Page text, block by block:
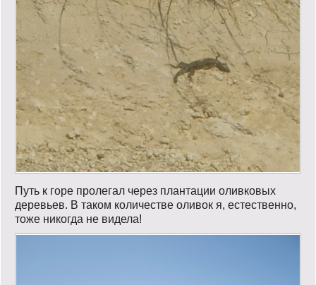
Путь к горе пролегал через плантации оливковых
деревьев. В таком количестве оливок я, естественно,
тоже никогда не видела!